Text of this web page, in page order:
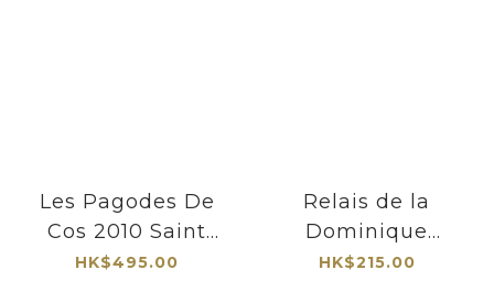
Les Pagodes De
Cos 2010 Saint
Estephe 二級莊愛
HK$495.00
Relais de la
Dominique
Saint-Emilion
HK$215.00